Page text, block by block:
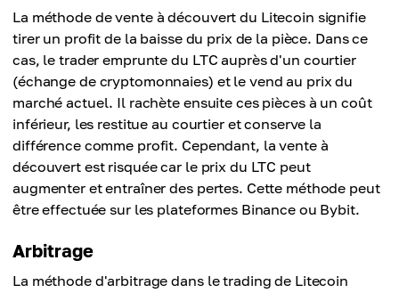
La méthode de vente à découvert du Litecoin signifie
tirer un profit de la baisse du prix de la pièce. Dans ce
cas, le trader emprunte du LTC auprès d'un courtier
(échange de cryptomonnaies) et le vend au prix du
marché actuel. Il rachète ensuite ces pièces à un coût
inférieur, les restitue au courtier et conserve la
différence comme profit. Cependant, la vente à
découvert est risquée car le prix du LTC peut
augmenter et entraîner des pertes. Cette méthode peut
être effectuée sur les plateformes Binance ou Bybit.
Arbitrage
La méthode d'arbitrage dans le trading de Litecoin